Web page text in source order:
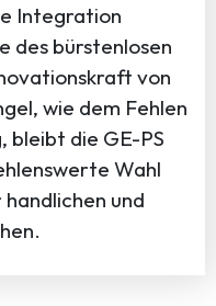
Integration
des bürstenlosen
von
wie dem Fehlen
bleibt die GE-PS
Wahl
und